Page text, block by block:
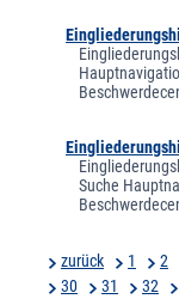
Suche
zurück 1 2
30
31 32